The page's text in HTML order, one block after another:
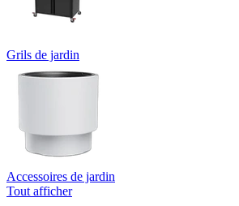
Grils de jardin
Accessoires de jardin
Tout afficher